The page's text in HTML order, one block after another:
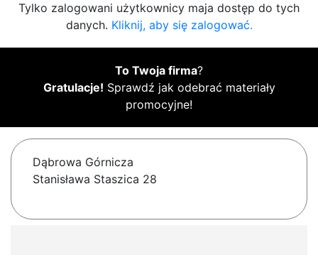
Tylko zalogowani użytkownicy maja dostęp do tych
danych. Kliknij, aby się zalogować.
To Twoja firma?
Gratulacje! Sprawdź jak odebrać materiały
promocyjne!
Dąbrowa Górnicza
Stanisława Staszica 28